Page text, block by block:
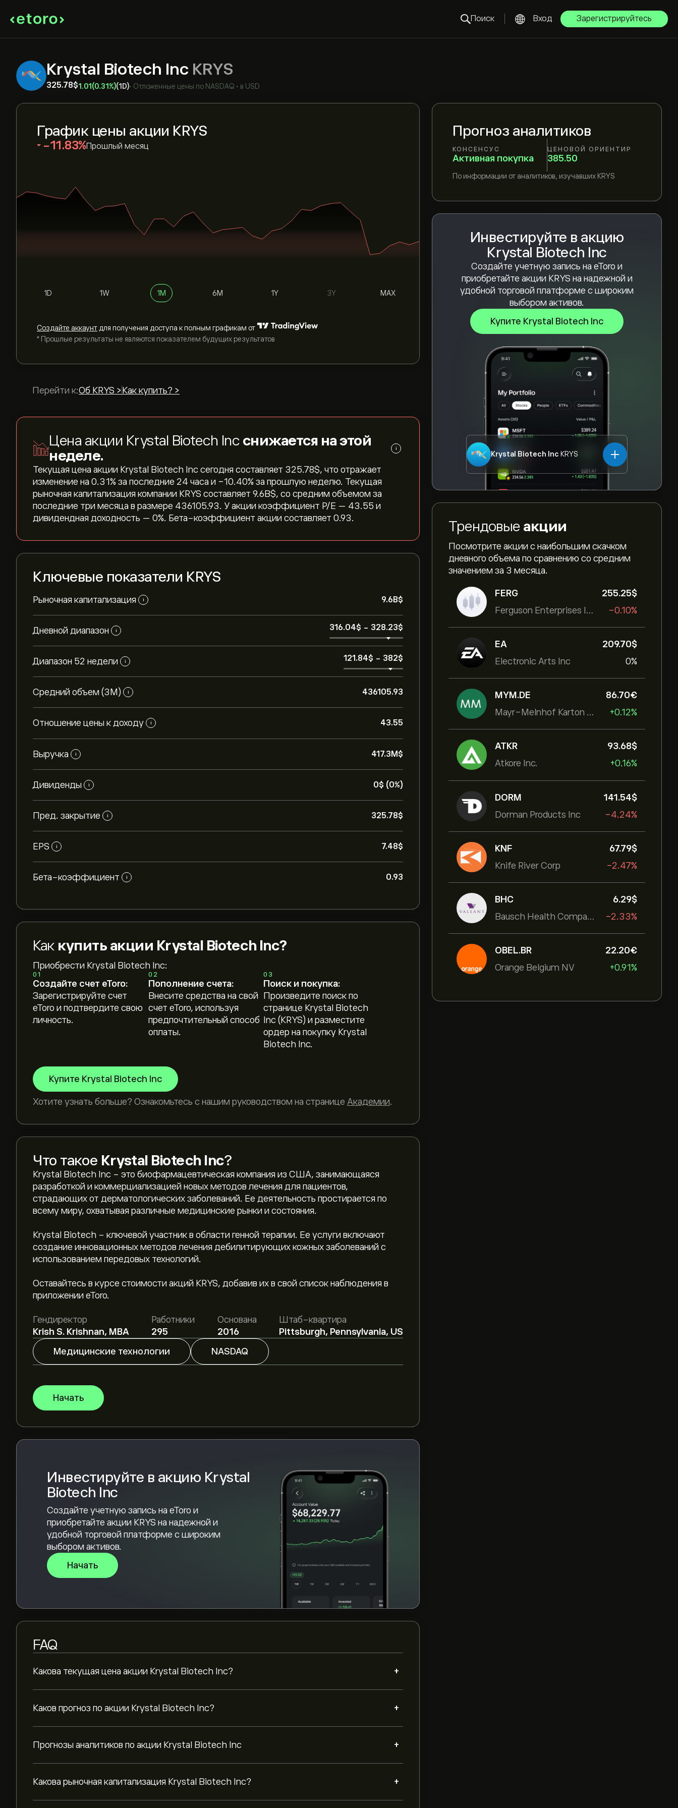
Поиск Вход Зарегистрируйтесь
Krystal Biotech Inc KRYS
325.78‎$‎1.01 (0.31%)(1D)• Отложенные цены по NASDAQ • в USD
Прогноз аналитиков
КОНСЕНСУС
Активная покупка
ЦЕНОВОЙ ОРИЕНТИР
385.50
По информации от аналитиков, изучавших KRYS
Инвестируйте в акцию
Krystal Biotech Inc
Создайте учетную запись на eToro и
приобретайте акции KRYS на надежной и
удобной торговой платформе с широким
выбором активов.
Купите Krystal Biotech Inc
Krystal Biotech Inc KRYS
Трендовые акции
Посмотрите акции с наибольшим скачком
дневного объема по сравнению со средним
значением за 3 месяца.
FERG
Ferguson Enterprises Inc
255.25‎$‎
-0.10%
EA
Electronic Arts Inc
209.70‎$‎
0%
MYM.DE
Mayr-Melnhof Karton AG
86.70‎€‎
+0.12%
ATKR
Atkore Inc.
93.68‎$‎
+0.16%
DORM
Dorman Products Inc
141.54‎$‎
-4.24%
KNF
Knife River Corp
67.79‎$‎
-2.47%
BHC
Bausch Health Companies Inc
6.29‎$‎
-2.33%
OBEL.BR
Orange Belgium NV
22.20‎€‎
+0.91%
График цены акции KRYS
‎-11.83‎ Прошлый месяц
1D 1W 1M 6M 1Y 3Y MAX
Cоздайте аккаунт для получения доступа к полным графикам от
* Прошлые результаты не являются показателем будущих результатов
Перейти к:Об KRYS > Как купить? >
Цена акции Krystal Biotech Inc снижается на этой
неделе.
i
Текущая цена акции Krystal Biotech Inc сегодня составляет 325.78‎$‎, что отражает
изменение на ‎0.31‎% за последние 24 часа и ‎-10.40‎% за прошлую неделю. Текущая
рыночная капитализация компании KRYS составляет 9.6B‎$‎, со средним объемом за
последние три месяца в размере 436105.93. У акции коэффициент P/E — 43.55 и
дивидендная доходность — 0%. Бета-коэффициент акции составляет 0.93.
Ключевые показатели KRYS
Рыночная капитализация i 9.6B‎$‎
Дневной диапазон i 316.04‎$‎ - 328.23‎$‎
Диапазон 52 недели i 121.84‎$‎ - 382‎$‎
Средний объем (3М) i 436105.93
Отношение цены к доходу i 43.55
Выручка i 417.3M‎$‎
Дивиденды i 0‎$‎ (0%)
Пред. закрытие i 325.78‎$‎
EPS i 7.48‎$‎
Бета-коэффициент i 0.93
Как купить акции Krystal Biotech Inc?
Приобрести Krystal Biotech Inc:
01
Создайте счет eToro:
Зарегистрируйте счет
eToro и подтвердите свою
личность.
02
Пополнение счета:
Внесите средства на свой
счет eToro, используя
предпочтительный способ
оплаты.
03
Поиск и покупка:
Произведите поиск по
странице Krystal Biotech
Inc (KRYS) и разместите
ордер на покупку Krystal
Biotech Inc.
Купите Krystal Biotech Inc
Хотите узнать больше? Ознакомьтесь с нашим руководством на странице Академии.
Что такое Krystal Biotech Inc?
Krystal Biotech Inc - это биофармацевтическая компания из США, занимающаяся
разработкой и коммерциализацией новых методов лечения для пациентов,
страдающих от дерматологических заболеваний. Ее деятельность простирается по
всему миру, охватывая различные медицинские рынки и состояния.
Krystal Biotech - ключевой участник в области генной терапии. Ее услуги включают
создание инновационных методов лечения дебилитирующих кожных заболеваний с
использованием передовых технологий.
Оставайтесь в курсе стоимости акций KRYS, добавив их в свой список наблюдения в
приложении eToro.
Гендиректор
Krish S. Krishnan, MBA
Работники
295
Основана
2016
Штаб-квартира
Pittsburgh, Pennsylvania, US
Медицинские технологии
NASDAQ
Начать
Инвестируйте в акцию Krystal
Biotech Inc
Создайте учетную запись на eToro и
приобретайте акции KRYS на надежной и
удобной торговой платформе с широким
выбором активов.
Начать
FAQ
Какова текущая цена акции Krystal Biotech Inc? +
Каков прогноз по акции Krystal Biotech Inc? +
Средняя целевая цена акции Krystal Biotech Inc составляет 325.78‎$‎.
Зарегистрируйтесь
на eToro, чтобы получить подробные прогнозы и целевые цены от
аналитиков.
Прогнозы аналитиков по акции Krystal Biotech Inc +
Аналитики предоставляют прогнозы по акции Krystal Biotech Inc, основываясь на
рыночных тенденциях, финансовых отчетах и предполагаемом росте. Ознакомьтесь с
Какова рыночная капитализация Krystal Biotech Inc? +
Рыночная капитализация Krystal Biotech Inc — это 9.6B‎$‎